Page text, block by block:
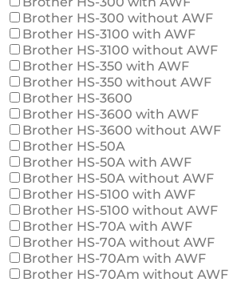
Brother HS-300 without AWF
Brother HS-3100 with AWF
Brother HS-3100 without AWF
Brother HS-350 with AWF
Brother HS-350 without AWF
Brother HS-3600
Brother HS-3600 with AWF
Brother HS-3600 without AWF
Brother HS-50A
Brother HS-50A with AWF
Brother HS-50A without AWF
Brother HS-5100 with AWF
Brother HS-5100 without AWF
Brother HS-70A with AWF
Brother HS-70A without AWF
Brother HS-70Am with AWF
Brother HS-70Am without AWF